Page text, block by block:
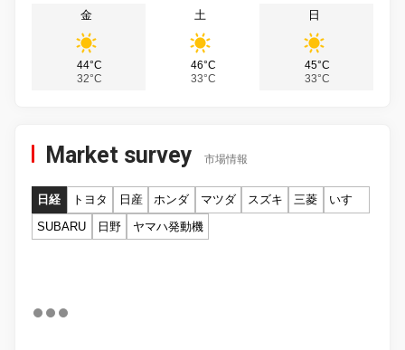
金
44°C
32°C
土
46°C
33°C
日
45°C
33°C
Market survey 市場情報
日経 トヨタ 日産 ホンダ マツダ スズキ 三菱
いすゞ
SUBARU
日野 ヤマハ発動機